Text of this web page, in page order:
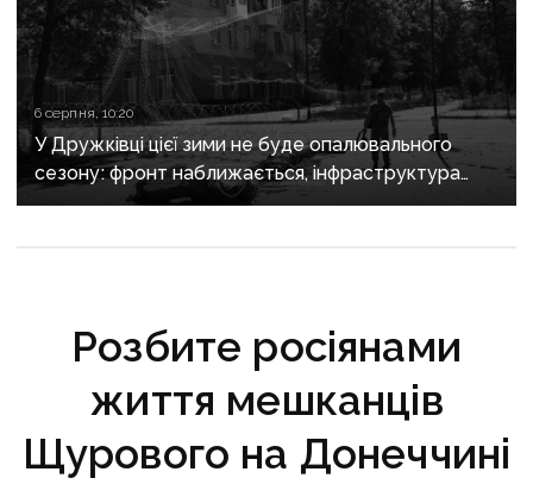
6 серпня, 10:20
У Дружківці цієї зими не буде опалювального
сезону: фронт наближається, інфраструктура
критично зруйнована
Розбите росіянами
життя мешканців
Щурового на Донеччині